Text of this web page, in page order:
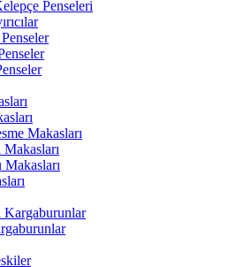
Penseleri
Makasları
Makasları